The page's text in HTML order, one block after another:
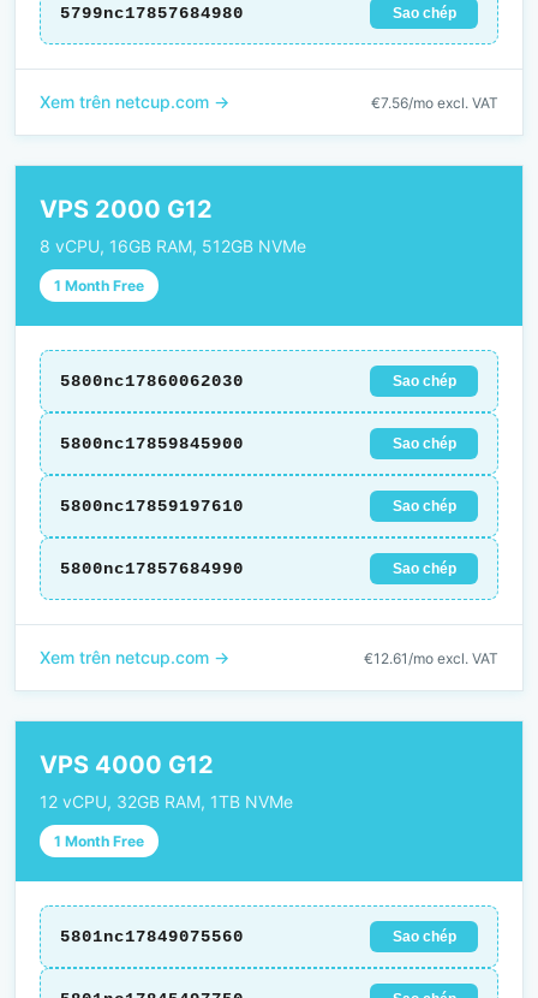
5799nc17857684980 Sao chép
Xem trên netcup.com → €7.56/mo excl. VAT
VPS 2000 G12
8 vCPU, 16GB RAM, 512GB NVMe
1 Month Free
5800nc17860062030 Sao chép
5800nc17859845900 Sao chép
5800nc17859197610 Sao chép
5800nc17857684990 Sao chép
Xem trên netcup.com → €12.61/mo excl. VAT
VPS 4000 G12
12 vCPU, 32GB RAM, 1TB NVMe
1 Month Free
5801nc17849075560 Sao chép